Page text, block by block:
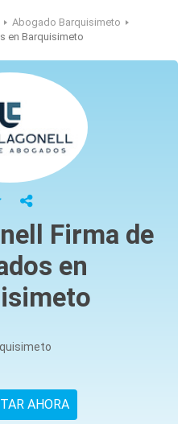
Abogado Barquisimeto
en Barquisimeto
Firma de
en
AHORA